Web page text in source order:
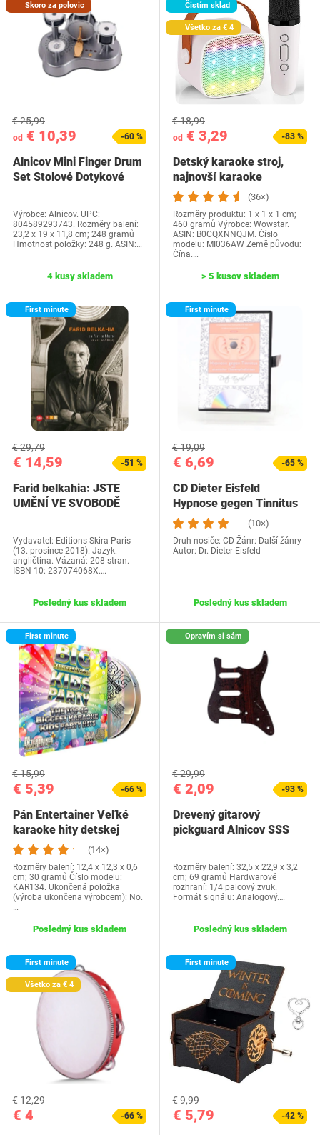
Skoro za polovic
od € 10,39
€ 25,99
-60 %
Alnicov Mini Finger Drum
Set Stolové Dotykové
Výrobce: Alnicov. UPC:
804589293743. Rozměry balení:
23,2 x 19 x 11,8 cm; 248 gramů
Hmotnost položky: 248 g. ASIN:…
4 kusy skladem
Čistím sklad
Všetko za € 4
od € 3,29
€ 18,99
-83 %
Detský karaoke stroj,
najnovší karaoke
mikrofón pre deti,…
(36×)
Rozměry produktu: 1 x 1 x 1 cm;
460 gramů Výrobce: Wowstar.
ASIN: B0CQXNNQJM. Číslo
modelu: MI036AW Země původu:
Čína.…
> 5 kusov skladem
First minute
€ 14,59
€ 29,79
-51 %
Farid belkahia: JSTE
UMĚNÍ VE SVOBODĚ
Vydavatel: Editions Skira Paris
(13. prosince 2018). Jazyk:
angličtina. Vázaná: 208 stran.
ISBN-10: 237074068X.…
Posledný kus skladem
First minute
€ 6,69
€ 19,09
-65 %
CD Dieter Eisfeld
Hypnose gegen Tinnitus
(10×)
Druh nosiče: CD Žánr: Další žánry
Autor: Dr. Dieter Eisfeld
Posledný kus skladem
First minute
€ 5,39
€ 15,99
-66 %
Pán Entertainer Veľké
karaoke hity detskej
párty CDG Pack.…
(14×)
Rozměry balení: 12,4 x 12,3 x 0,6
cm; 30 gramů Číslo modelu:
KAR134. Ukončená položka
(výroba ukončena výrobcem): No.
…
Posledný kus skladem
Opravím si sám
€ 2,09
€ 29,99
-93 %
Drevený gitarový
pickguard Alnicov SSS
Rozměry balení: 32,5 x 22,9 x 3,2
cm; 69 gramů Hardwarové
rozhraní: 1/4 palcový zvuk.
Formát signálu: Analogový.…
Posledný kus skladem
First minute
Všetko za € 4
€ 4
€ 12,29
-66 %
First minute
€ 5,79
€ 9,99
-42 %